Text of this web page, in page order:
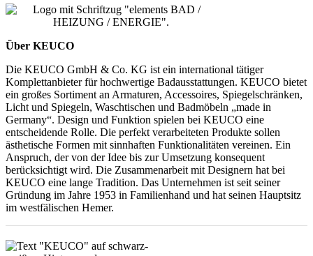
Über KEUCO
Die KEUCO GmbH & Co. KG ist ein international tätiger
Komplettanbieter für hochwertige Badausstattungen. KEUCO bietet
ein großes Sortiment an Armaturen, Accessoires, Spiegelschränken,
Licht und Spiegeln, Waschtischen und Badmöbeln „made in
Germany“. Design und Funktion spielen bei KEUCO eine
entscheidende Rolle. Die perfekt verarbeiteten Produkte sollen
ästhetische Formen mit sinnhaften Funktionalitäten vereinen. Ein
Anspruch, der von der Idee bis zur Umsetzung konsequent
berücksichtigt wird. Die Zusammenarbeit mit Designern hat bei
KEUCO eine lange Tradition. Das Unternehmen ist seit seiner
Gründung im Jahre 1953 in Familienhand und hat seinen Hauptsitz
im westfälischen Hemer.